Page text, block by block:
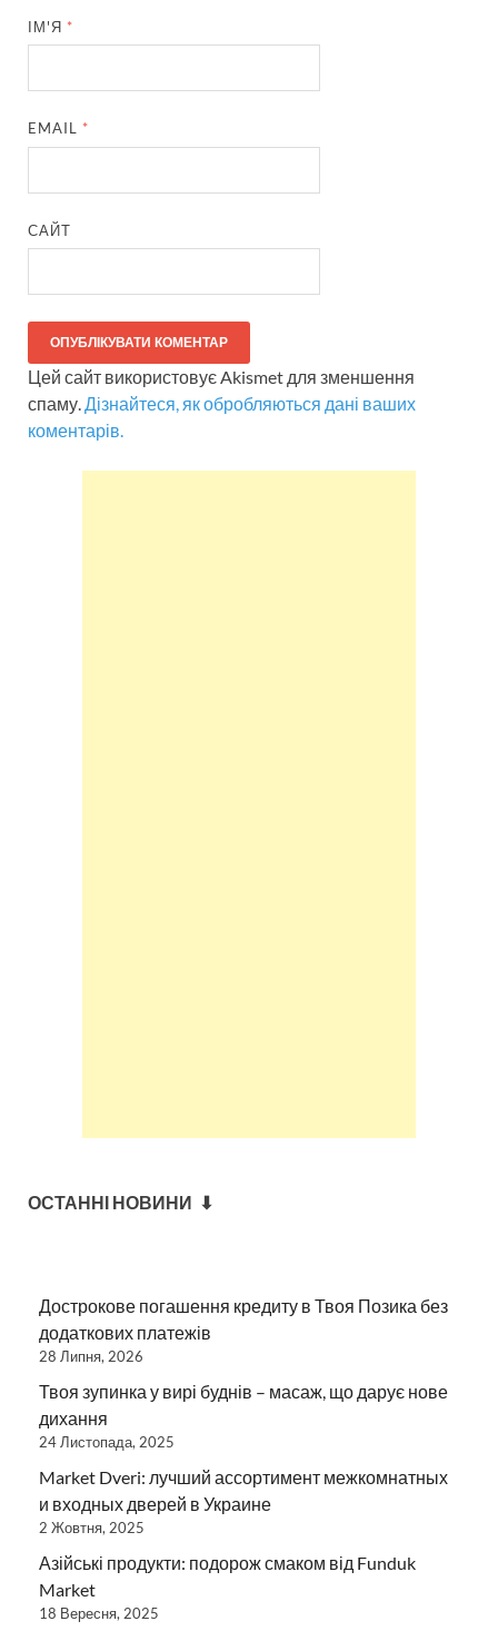
ІМ'Я *
EMAIL *
САЙТ
Цей сайт використовує Akismet для зменшення
спаму.Дізнайтеся, як обробляються дані ваших
коментарів.
ОСТАННІ НОВИНИ ⬇
Дострокове погашення кредиту в Твоя Позика без
додаткових платежів
28 Липня, 2026
Твоя зупинка у вирі буднів – масаж, що дарує нове
дихання
24 Листопада, 2025
Market Dveri: лучший ассортимент межкомнатных
и входных дверей в Украине
2 Жовтня, 2025
Азійські продукти: подорож смаком від Funduk
Market
18 Вересня, 2025